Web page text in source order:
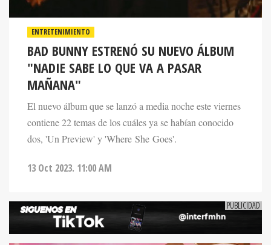
ENTRETENIMIENTO
BAD BUNNY ESTRENÓ SU NUEVO ÁLBUM
"NADIE SABE LO QUE VA A PASAR
MAÑANA"
El nuevo álbum que se lanzó a media noche este viernes
contiene 22 temas de los cuáles ya se habían conocido
dos, 'Un Preview' y 'Where She Goes'.
13 Oct 2023. 11:00 AM